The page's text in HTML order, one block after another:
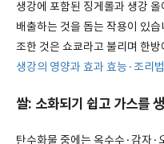
생강에 포함된 징게롤과 생강
배출하는 것을 돕는 작용이 있
조한 것은 쇼쿄라고 불리며 한
생강의 영양과 효과 효능·조리
쌀: 소화되기 쉽고 가스를
탄수화물 중에는 옥수수·감자·